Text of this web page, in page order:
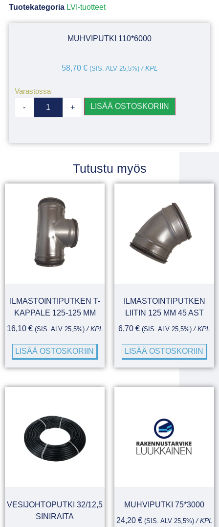
Tuotekategoria LVI-tuotteet
MUHVIPUTKI 110*6000
58,70 € (SIS. ALV 25,5%)/ KPL
Varastossa
- + LISÄÄ OSTOSKORIIN
Tutustu myös
ILMASTOINTIPUTKEN T-
KAPPALE 125-125 MM
16,10 € (SIS. ALV 25,5%)/ KPL
LISÄÄ OSTOSKORIIN
ILMASTOINTIPUTKEN
LIITIN 125 MM 45 AST
6,70 € (SIS. ALV 25,5%) / KPL
LISÄÄ OSTOSKORIIN
VESIJOHTOPUTKI 32/12,5
SINIRAITA
MUHVIPUTKI 75*3000
24,20 € (SIS. ALV 25,5%)/ KPL